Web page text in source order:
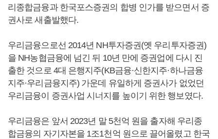
리종합금융과 한국포스증권의 합병 인가를 받으면서 증
권사로 새출발했다.
우리금융으로선 2014년 NH투자증권(옛 우리투자증권)
을 NH농협금융에 넘긴 뒤 10년 만에 증권업에 다시 진
출한 것으로 4대 은행지주(KB금융·신한지주·하나금융
지주·우리금융지주) 가운데 유일하게 증권사가 없었던
우리금융이 증권사업 시너지를 높이기 위한 행보였다.
우리금융은 앞서 2023년 말 5천억 원을 출자해 우리종
합금융의 자기자본을 1조1천억 원으로 끌어올렸고 한국